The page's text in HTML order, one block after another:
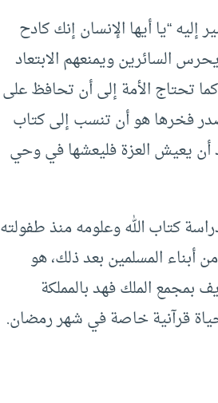
“يا أيها الإنسان إنك كادح
السائرين ويمنعهم الابتعاد
تحتاج الأمة إلى أن تحافظ على
فخرها هو أن تنسب إلى كتاب
أن يعيش العزة فليعشها في وحي
كتاب الله وعلومه منذ طفولته
أبناء المسلمين بعد ذلك، هو
الملك فهد بالمملكة
قرآنية خاصة في شهر رمضان.